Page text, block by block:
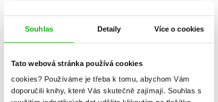
Souhlas Detaily Více o cookies
Tato webová stránka používá cookies
cookies? Používáme je třeba k tomu, abychom Vám
doporučili knihy, které Vás skutečně zajímají. Souhlas s
zjistil, že jeho opravdovými rodiči jsou Madame
Labelle – čarodějnice – a král August. Největším
šokem je ale pro něj zjištění, že je sám čaroděj.
hádají se, muchlují se v Mountain Springs a
předčasně oslavují Anselovy narozeniny, objeví
vzkaz od Morgane, jenž je mírně zlověstný. Louina
matka totiž ví, kde se skupina nachází. Pěkná